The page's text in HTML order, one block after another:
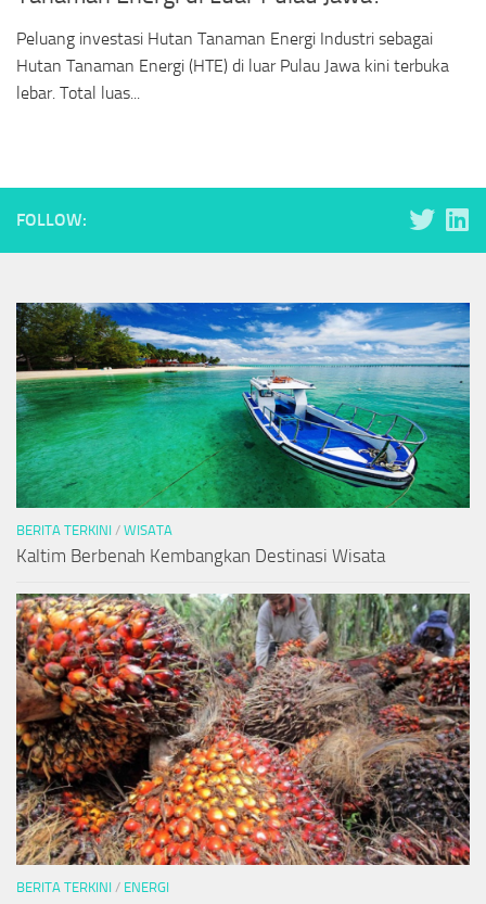
Peluang investasi Hutan Tanaman Energi Industri sebagai
Hutan Tanaman Energi (HTE) di luar Pulau Jawa kini terbuka
lebar. Total luas...
FOLLOW:
BERITA TERKINI / WISATA
Kaltim Berbenah Kembangkan Destinasi Wisata
BERITA TERKINI / ENERGI